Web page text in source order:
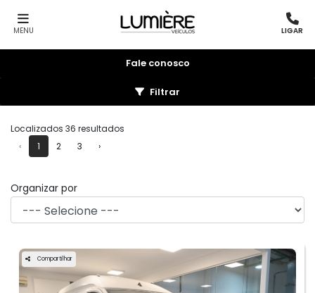
MENU LIGAR
Fale conosco
Localizados 36 resultados
‹
1 2 3 ›
Filtrar
Organizar por
Compartilhar